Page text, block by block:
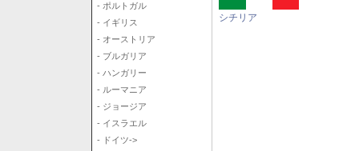
- ポルトガル
- イギリス
- オーストリア
- ブルガリア
- ハンガリー
- ルーマニア
- ジョージア
- イスラエル
- ドイツ->
シチリア